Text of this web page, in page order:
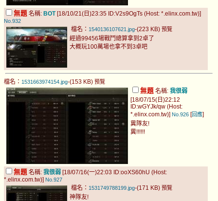
無題 名稱: BOT[18/10/21(日)23:35 ID:V2s9OgTs (Host: *.elinx.com.tw)]
No.932
檔名： 1540136107621.jpg-(223 KB) 預覽
經過99456場戰鬥總算拿到2卓了
大概玩100萬場也拿不到3卓吧
檔名： 1531663974154.jpg-(153 KB) 預覽
無題 名稱: 我很弱
[18/07/15(日)22:12
ID:wGYJk/qw (Host:
*.elinx.com.tw)] No.926 [回應]
糞隊友!
糞!!!!!!
無題 名稱: 我很弱 [18/07/16(一)22:03 ID:ooXS60hU (Host:
*.elinx.com.tw)] No.927
檔名： 1531749788199.jpg-(171 KB) 預覽
神隊友!